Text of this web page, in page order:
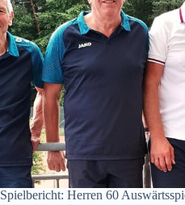
Spielbericht: Herren 60